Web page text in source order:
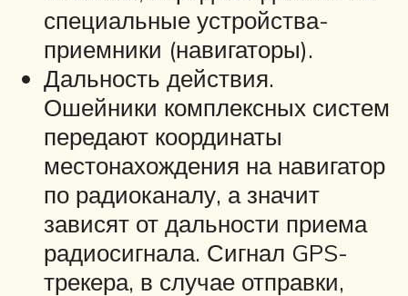
специальные устройства-
приемники (навигаторы).
Дальность действия.
Ошейники комплексных систем
передают координаты
местонахождения на навигатор
по радиоканалу, а значит
зависят от дальности приема
радиосигнала. Сигнал GPS-
трекера, в случае отправки,